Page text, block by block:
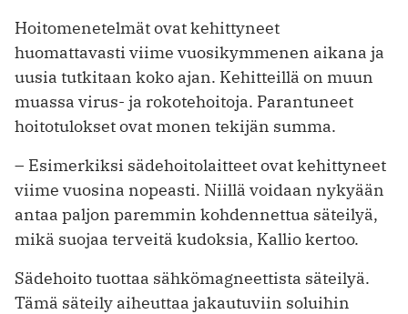
Hoitomenetelmät ovat kehittyneet
huomattavasti viime vuosikymmenen aikana ja
uusia tutkitaan koko ajan. Kehitteillä on muun
muassa virus- ja rokotehoitoja. Parantuneet
hoitotulokset ovat monen tekijän summa.
– Esimerkiksi sädehoitolaitteet ovat kehittyneet
viime vuosina nopeasti. Niillä voidaan nykyään
antaa paljon paremmin kohdennettua säteilyä,
mikä suojaa terveitä kudoksia, Kallio kertoo.
Sädehoito tuottaa sähkömagneettista säteilyä.
Tämä säteily aiheuttaa jakautuviin soluihin